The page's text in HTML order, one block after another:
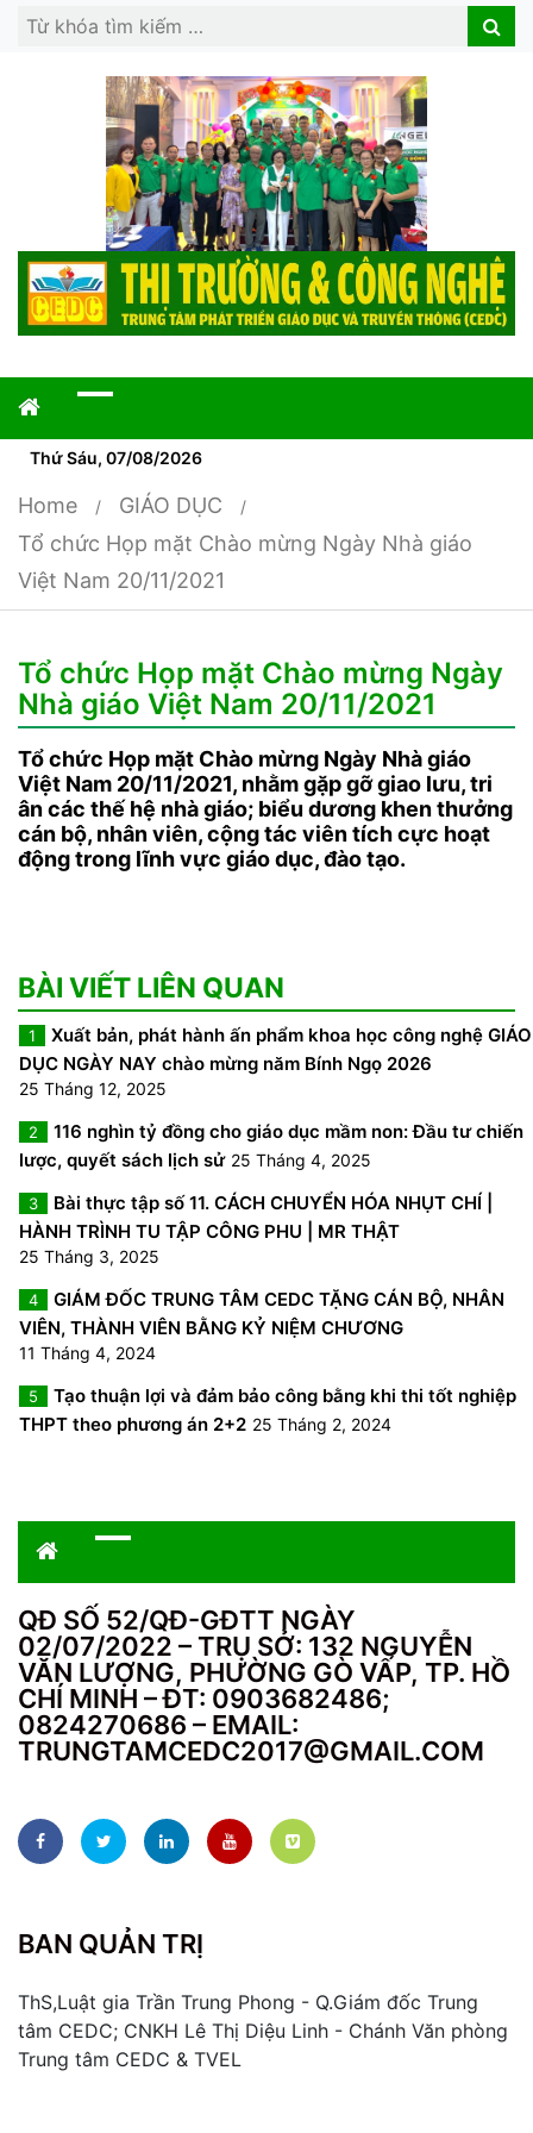
Search
Search
Thứ Sáu, 07/08/2026
Home
GIÁO DỤC
Tổ chức Họp mặt Chào mừng Ngày Nhà giáo
Việt Nam 20/11/2021
Tổ chức Họp mặt Chào mừng Ngày
Nhà giáo Việt Nam 20/11/2021
Tổ chức Họp mặt Chào mừng Ngày Nhà giáo
Việt Nam 20/11/2021, nhằm gặp gỡ giao lưu, tri
ân các thế hệ nhà giáo; biểu dương khen thưởng
cán bộ, nhân viên, cộng tác viên tích cực hoạt
động trong lĩnh vực giáo dục, đào tạo.
BÀI VIẾT LIÊN QUAN
1
Xuất bản, phát hành ấn phẩm khoa học công nghệ GIÁO
DỤC NGÀY NAY chào mừng năm Bính Ngọ 2026
25 Tháng 12, 2025
2
116 nghìn tỷ đồng cho giáo dục mầm non: Đầu tư chiến
lược, quyết sách lịch sử 25 Tháng 4, 2025
3
Bài thực tập số 11. CÁCH CHUYỂN HÓA NHỤT CHÍ |
HÀNH TRÌNH TU TẬP CÔNG PHU | MR THẬT
25 Tháng 3, 2025
4
GIÁM ĐỐC TRUNG TÂM CEDC TẶNG CÁN BỘ, NHÂN
VIÊN, THÀNH VIÊN BẰNG KỶ NIỆM CHƯƠNG
11 Tháng 4, 2024
5
Tạo thuận lợi và đảm bảo công bằng khi thi tốt nghiệp
THPT theo phương án 2+2 25 Tháng 2, 2024
QĐ SỐ 52/QĐ-GĐTT NGÀY
02/07/2022 – TRỤ SỞ: 132 NGUYỄN
VĂN LƯỢNG, PHƯỜNG GÒ VẤP, TP. HỒ
CHÍ MINH – ĐT: 0903682486;
0824270686 – EMAIL:
TRUNGTAMCEDC2017@GMAIL.COM
BAN QUẢN TRỊ
ThS,Luật gia Trần Trung Phong - Q.Giám đốc Trung
tâm CEDC; CNKH Lê Thị Diệu Linh - Chánh Văn phòng
Trung tâm CEDC & TVEL